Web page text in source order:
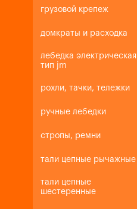
грузовой крепеж
домкраты и расходка
лебедка электрическая
тип jm
рохли, тачки, тележки
ручные лебедки
стропы, ремни
тали цепные рычажные
тали цепные
шестеренные